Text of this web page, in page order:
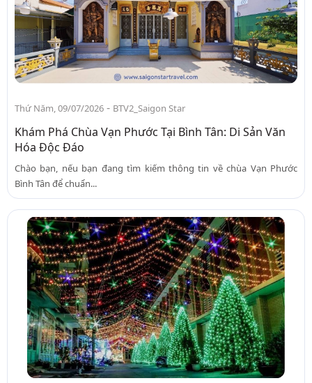
Thứ Năm, 09/07/2026 - BTV2_Saigon Star
Khám Phá Chùa Vạn Phước Tại Bình Tân: Di Sản Văn
Hóa Độc Đáo
Chào bạn, nếu bạn đang tìm kiếm thông tin về chùa Vạn Phước
Bình Tân để chuẩn...